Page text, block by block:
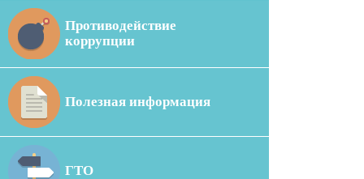
Противодействие
коррупции
Полезная информация
ГТО